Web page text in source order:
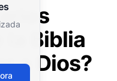
Biblia
a Dios?